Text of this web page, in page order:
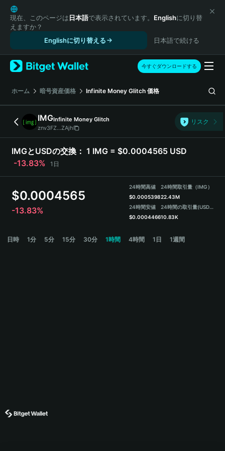
English
日本語
Tiếng Việt
Español (Latinoamérica)
Türkçe
Français
Deutsch
繁體中文
Português (Portugal)
Bahasa Indonesia
ภาษาไทย
हिन्दी
Español
Português (Brasil)
現在、このページは日本語で表示されています。 Englishに切り替
えますか？
Englishに切り替える
日本語で続ける
今すぐダウンロードする
ホーム 暗号資産価格 Infinite Money Glitch 価格
IMGInfinite Money Glitch
znv3FZ...ZAjh
リスク
IMGとUSDの交換： 1 IMG = $0.0004565 USD
-13.83%
1日
$0.0004565
-13.83%
24時間高値
$0.0005398
24時間安値
$0.0004466
24時間取引量（IMG）
22.43M
24時間の取引量(USDT)
10.83K
日時 1分 5分 15分 30分 1時間 4時間 1日 1週間